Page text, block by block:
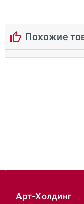
Похожие
Арт-Холдинг